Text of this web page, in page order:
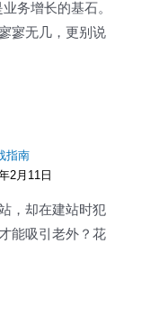
务增长的基石。
寥无几，更别说
指南
2月11日
，却在建站时犯
能吸引老外？花